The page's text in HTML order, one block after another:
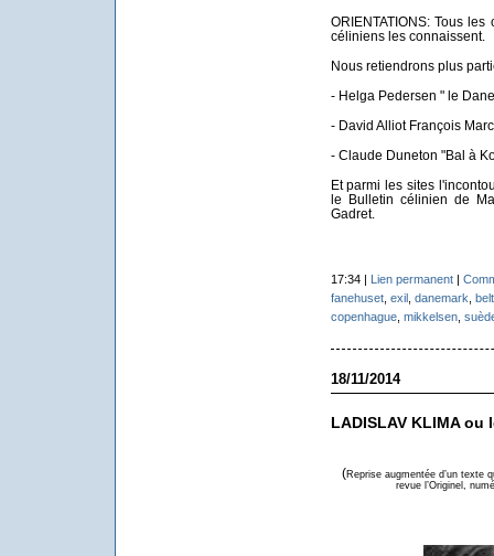
ORIENTATIONS: Tous
céliniens les connaissent.
Nous retiendrons plus
- Helga Pedersen " le
- David Alliot François
- Claude Duneton "Bal à
Et parmi les sites
le Bulletin célinien de
Gadret.
17:34 | Lien permanent|
fanehuset, exil, danemark belt
copenhague, mikkelsen,
18/11/2014
LADISLAV KLIMA
(Reprise augmentée d’un texte
revue l’Originel,